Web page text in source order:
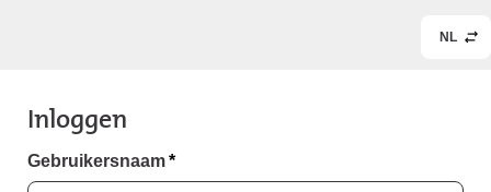
NL
Inloggen
Gebruikersnaam*